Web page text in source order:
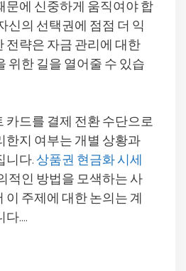
문에 신중하게 움직여야 합
신의 선택권에 점점 더 익
전략은 자금 관리에 대한
위한 길을 열어줄 수 있습
카드를 결제 전환 수단으로
한지 여부는 개별 상황과
니다. 상품권 현금화 시세
적인 방법을 모색하는 사
주제에 대한 논의는 계
다….